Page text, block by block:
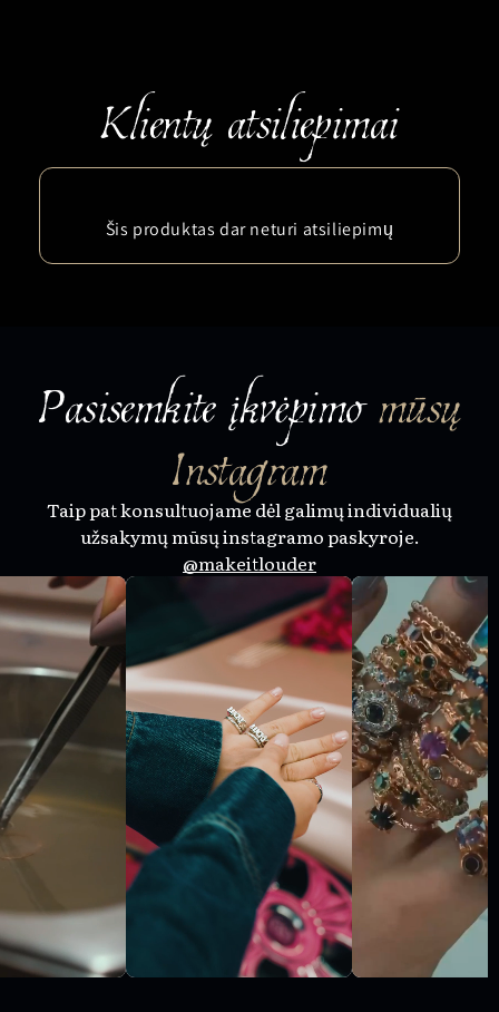
Šis produktas dar neturi atsiliepimų
Pasisemkite įkvėpimomūsų
Instagram
Taip pat konsultuojame dėl galimų individualių
užsakymų mūsų instagramo paskyroje.
@makeitlouder